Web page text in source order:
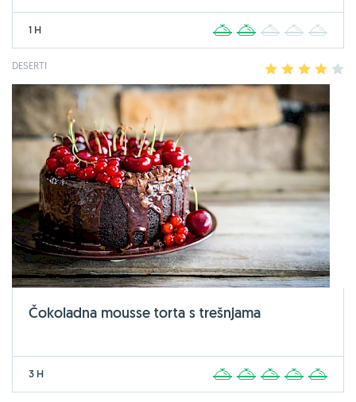
1 H 2 3 4
DESERTI 2 3 4
Čokoladna mousse torta s trešnjama
3 H 2 3 4